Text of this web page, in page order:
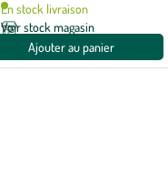
En stock livraison
Voir stock magasin
Ajouter au panier